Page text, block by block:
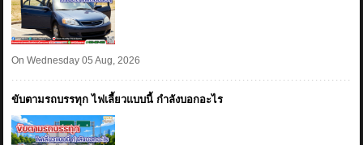
On Wednesday 05 Aug, 2026
ขับตามรถบรรทุก ไฟเลี้ยวแบบนี้ กำลังบอกอะไร